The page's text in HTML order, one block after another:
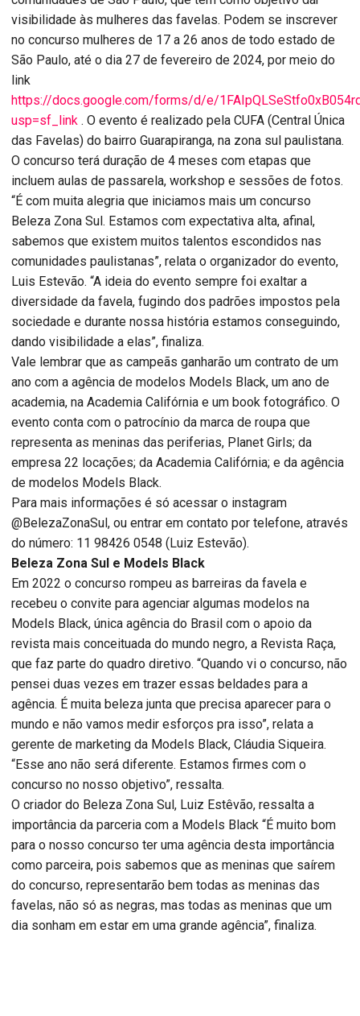
visibilidade às mulheres das favelas. Podem se inscrever
no concurso mulheres de 17 a 26 anos de todo estado de
São Paulo, até o dia 27 de fevereiro de 2024, por meio do
link
https://docs.google.com/forms/d/e/
usp=sf_link . O evento é realizado pela CUFA (Central Única
das Favelas) do bairro Guarapiranga, na zona sul paulistana.
O concurso terá duração de 4 meses com etapas que
incluem aulas de passarela, workshop e sessões de fotos.
“É com muita alegria que iniciamos mais um concurso
Beleza Zona Sul. Estamos com expectativa alta, afinal,
sabemos que existem muitos talentos escondidos nas
comunidades paulistanas”, relata o organizador do evento,
Luis Estevão. “A ideia do evento sempre foi exaltar a
diversidade da favela, fugindo dos padrões impostos pela
sociedade e durante nossa história estamos conseguindo,
dando visibilidade a elas”, finaliza.
Vale lembrar que as campeãs ganharão um contrato de um
ano com a agência de modelos Models Black, um ano de
academia, na Academia Califórnia e um book fotográfico. O
evento conta com o patrocínio da marca de roupa que
representa as meninas das periferias, Planet Girls; da
empresa 22 locações; da Academia Califórnia; e da agência
de modelos Models Black.
Para mais informações é só acessar o instagram
@BelezaZonaSul, ou entrar em contato por telefone, através
do número: 11 98426 0548 (Luiz Estevão).
Beleza Zona Sul e Models Black
Em 2022 o concurso rompeu as barreiras da favela e
recebeu o convite para agenciar algumas modelos na
Models Black, única agência do Brasil com o apoio da
revista mais conceituada do mundo negro, a Revista Raça,
que faz parte do quadro diretivo. “Quando vi o concurso, não
pensei duas vezes em trazer essas beldades para a
agência. É muita beleza junta que precisa aparecer para o
mundo e não vamos medir esforços pra isso”, relata a
gerente de marketing da Models Black, Cláudia Siqueira.
“Esse ano não será diferente. Estamos firmes com o
concurso no nosso objetivo”, ressalta.
O criador do Beleza Zona Sul, Luiz Estêvão, ressalta a
importância da parceria com a Models Black “É muito bom
para o nosso concurso ter uma agência desta importância
como parceira, pois sabemos que as meninas que saírem
do concurso, representarão bem todas as meninas das
favelas, não só as negras, mas todas as meninas que um
dia sonham em estar em uma grande agência”, finaliza.